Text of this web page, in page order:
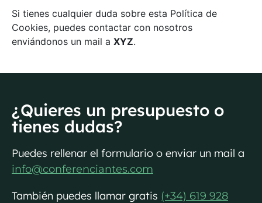
Si tienes cualquier duda sobre esta Política de
Cookies, puedes contactar con nosotros
enviándonos un mail a XYZ.
¿Quieres un presupuesto o
tienes dudas?
Puedes rellenar el formulario o enviar un mail a
info@conferenciantes.com
También puedes llamar gratis (+34) 619 928